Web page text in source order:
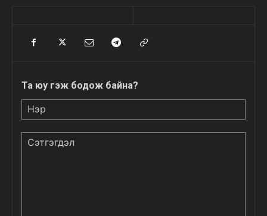
Та юу гэж бодож байна?